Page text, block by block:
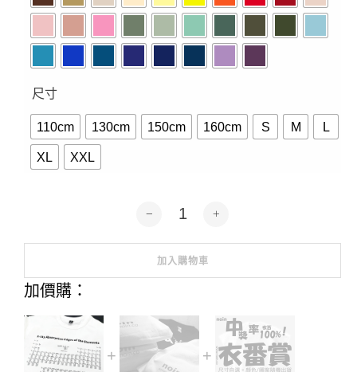
尺寸
110cm 130cm 150cm 160cm S M L
XL XXL
X-ray Absorption Edges of the
加入購物車
Alternative:
加價購：